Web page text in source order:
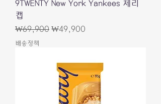
9TWENTY New York Yankees 체리
캡
一般價格
₩69,900 促銷價格
₩49,900
배송정책